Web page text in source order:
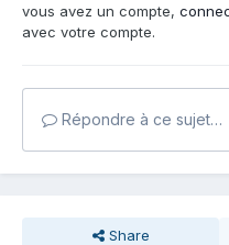
vous avez un compte,
avec votre compte.
Répondre à ce sujet…
Share